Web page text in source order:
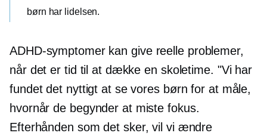
børn har lidelsen.
ADHD-symptomer kan give reelle problemer,
når det er tid til at dække en skoletime. "Vi har
fundet det nyttigt at se vores børn for at måle,
hvornår de begynder at miste fokus.
Efterhånden som det sker, vil vi ændre